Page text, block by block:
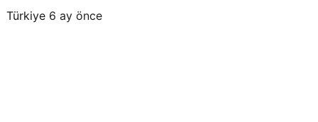
Türkiye 6 ay önce